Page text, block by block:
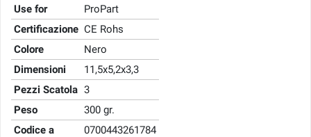
Use for
ProPart
Certificazione CE Rohs
Colore
Nero
Dimensioni
11,5x5,2x3,3
Pezzi Scatola 3
Peso
300 gr.
Codice a
0700443261784